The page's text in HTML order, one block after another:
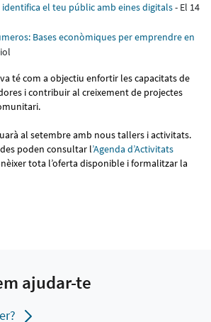
el teu públic amb eines digitals- El 14
Bases econòmiques per emprendre en
té com a objectiu enfortir les capacitats de
i contribuir al creixement de projectes
al setembre amb nous tallers i activitats.
poden consultar l’Agenda d’Activitats
tota l’oferta disponible i formalitzar la
ajudar-te